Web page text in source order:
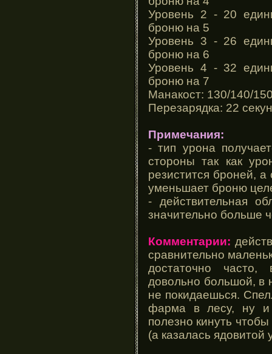
Уровень 2 - 20
броню на 5
Уровень 3 - 26
броню на 6
Уровень 4 - 32
броню на 7
Манакост: 130/140/
Перезарядка: 22
Примечания:
- тип урона
стороны так как
резистится броней,
уменьшает броню
- действительная
значительно больше
Комментарии:
сравнительно
достаточно
довольно большой, в
не покидаешься.
фарма в лесу, ну и
полезно кинуть
(а казалась ядовитой